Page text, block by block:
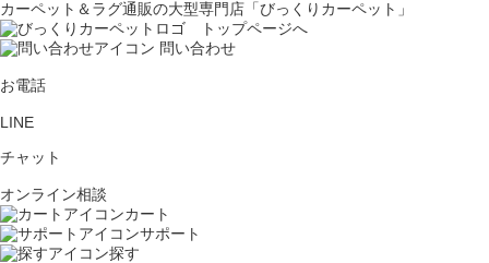
カーペット＆ラグ通販の大型専門店「びっくりカーペット」
問い合わせ
お電話
LINE
チャット
オンライン相談
カート
サポート
探す